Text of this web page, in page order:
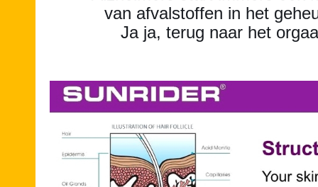
van afvalstoffen in het
Ja ja, terug naar het